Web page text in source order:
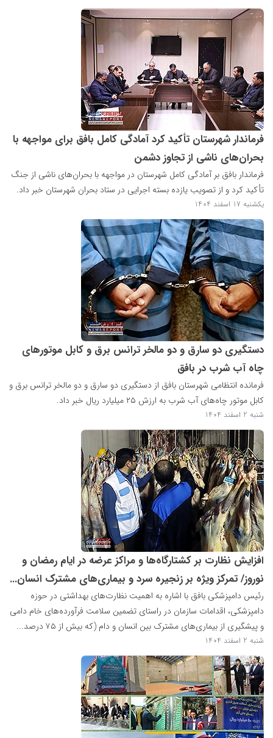
فرماندار شهرستان تأکید کرد آمادگی کامل بافق برای مواجهه با
بحران‌های ناشی از تجاوز دشمن
فرماندار بافق بر آمادگی کامل شهرستان در مواجهه با بحران‌های ناشی از جنگ
تأکید کرد و از تصویب یازده بسته اجرایی در ستاد بحران شهرستان خبر داد.
یکشنبه 17 اسفند 1404
دستگیری دو سارق و دو مالخر ترانس برق و کابل موتورهای
چاه آب شرب در بافق
فرمانده انتظامی شهرستان بافق از دستگیری دو سارق و دو مالخر ترانس برق و
کابل موتور چاه‌های آب شرب به ارزش ۲۵ میلیارد ریال خبر داد.
شنبه 2 اسفند 1404
افزایش نظارت بر کشتارگاه‌ها و مراکز عرضه در ایام رمضان و
نوروز/ تمرکز ویژه بر زنجیره سرد و بیماری‌های مشترک انسان...
رئیس دامپزشکی بافق با اشاره به اهمیت نظارت‌های بهداشتی در حوزه
دامپزشکی، اقدامات سازمان در راستای تضمین سلامت فرآورده‌های خام دامی
و پیشگیری از بیماری‌های مشترک بین انسان و دام (که بیش از ۷۵ درصد...
شنبه 2 اسفند 1404